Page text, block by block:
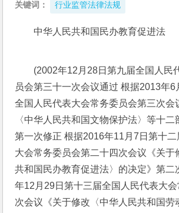
关键词： 行业监管法律法规
中华人民共和国民办教育促进法
(2002年12月28日第九届全国人民
员会第三十一次会议通过 根据2013年
全国人民代表大会常务委员会第三次会
〈中华人民共和国文物保护法〉等十二
第一次修正 根据2016年11月7日第十
大会常务委员会第二十四次会议《关于
共和国民办教育促进法〉的决定》第二
年12月29日第十三届全国人民代表大
次会议《关于修改〈中华人民共和国劳